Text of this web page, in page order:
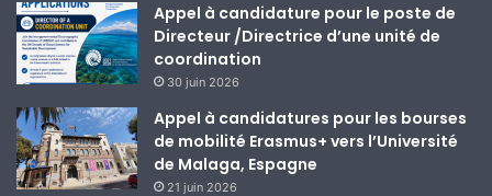
Appel à candidature pour le poste de
Directeur /Directrice d’une unité de
coordination
30 juin 2026
Appel à candidatures pour les bourses
de mobilité Erasmus+ vers l’Université
de Malaga, Espagne
21 juin 2026